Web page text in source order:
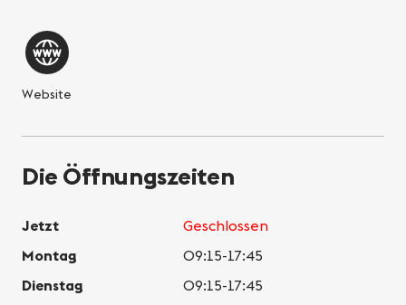
Website
Die Öffnungszeiten
Jetzt
Geschlossen
Montag
09:15-17:45
Dienstag
09:15-17:45